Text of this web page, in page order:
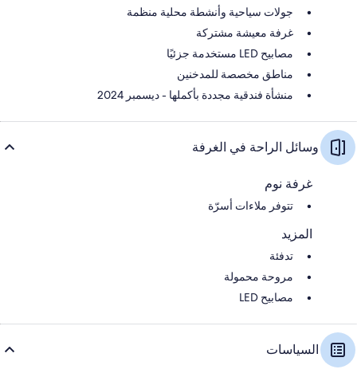
جولات سياحية وأنشطة محلية منظمة
غرفة معيشة مشتركة
مصابيح LED مستخدمة جزئيًا
مناطق مخصصة للمدخنين
منشأة فندقية مجددة بأكملها - ديسمبر 2024
وسائل الراحة في الغرفة
غرفة نوم
تتوفر ملاءات أسرّة
المزيد
تدفئة
مروحة محمولة
مصابيح LED
السياسات